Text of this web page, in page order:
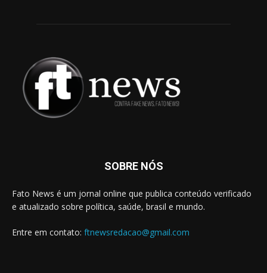
SOBRE NÓS
Fato News é um jornal online que publica conteúdo verificado
e atualizado sobre política, saúde, brasil e mundo.
Entre em contato: ftnewsredacao@gmail.com